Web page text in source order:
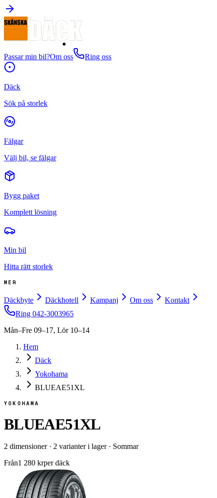
Passar min bil?Om oss Ring oss
Däck
Sök på storlek
Fälgar
Välj bil, se fälgar
Bygg paket
Komplett lösning
Min bil
Hitta rätt storlek
MER
Däckbyte Däckhotell Kampanj Om oss
Kontakt
Ring 042-3003965
Mån–Fre 09–17, Lör 10–14
Hem
Däck
Yokohama
BLUEAE51XL
YOKOHAMA
BLUEAE51XL
2 dimensioner· 2 varianter i lager· Sommar
Från1 280 krper däck